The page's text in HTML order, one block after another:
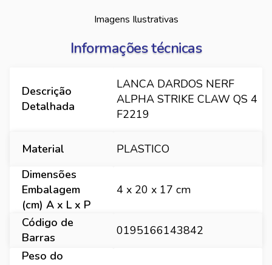
Imagens Ilustrativas
Informações técnicas
Descrição
Detalhada
LANCA DARDOS NERF
ALPHA STRIKE CLAW QS 4
F2219
Material
PLASTICO
Dimensões
Embalagem
(cm) A x L x P
4 x 20 x 17 cm
Código de
Barras
0195166143842
Peso do